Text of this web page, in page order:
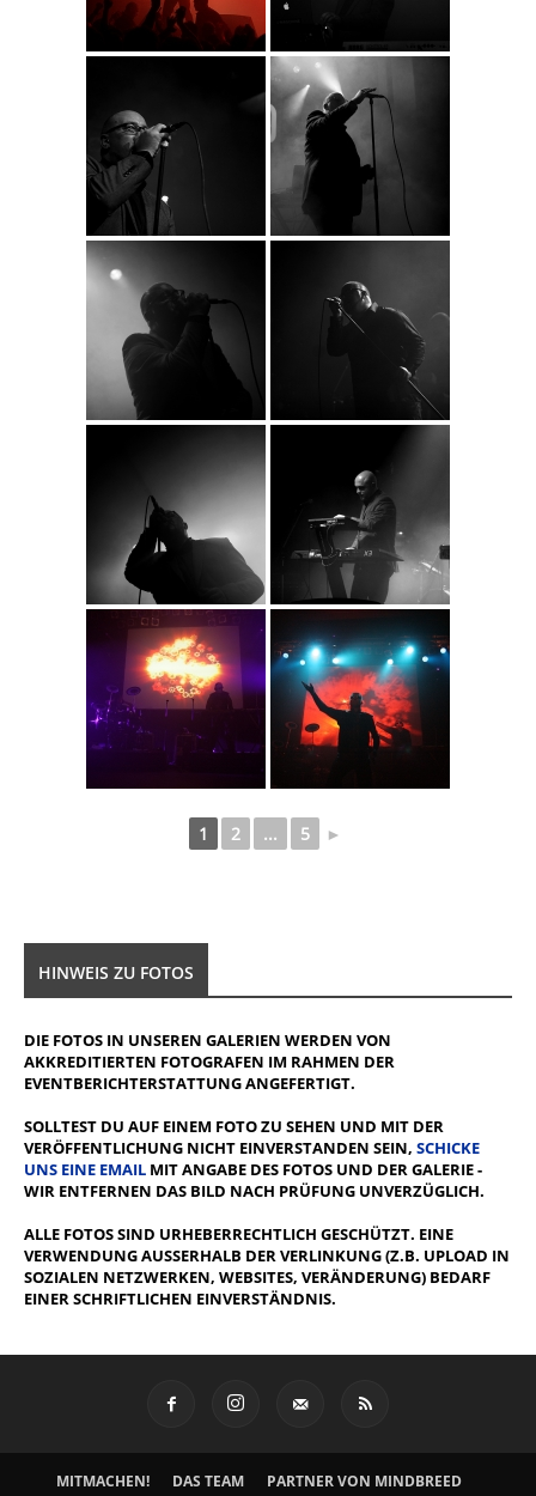
1 2 ... 5 ►
HINWEIS ZU FOTOS
DIE FOTOS IN UNSEREN GALERIEN WERDEN VON
AKKREDITIERTEN FOTOGRAFEN IM RAHMEN DER
EVENTBERICHTERSTATTUNG ANGEFERTIGT.
SOLLTEST DU AUF EINEM FOTO ZU SEHEN UND MIT DER
VERÖFFENTLICHUNG NICHT EINVERSTANDEN SEIN, SCHICKE
UNS EINE EMAIL MIT ANGABE DES FOTOS UND DER GALERIE -
WIR ENTFERNEN DAS BILD NACH PRÜFUNG UNVERZÜGLICH.
ALLE FOTOS SIND URHEBERRECHTLICH GESCHÜTZT. EINE
VERWENDUNG AUSSERHALB DER VERLINKUNG (Z.B. UPLOAD IN S
OZIALEN NETZWERKEN, WEBSITES, VERÄNDERUNG) BEDARF E
INER SCHRIFTLICHEN EINVERSTÄNDNIS.
MITMACHEN! DAS TEAM PARTNER VON MINDBREED